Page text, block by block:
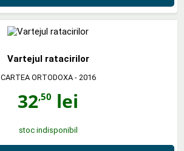
Vartejul ratacirilor
CARTEA ORTODOXA- 2016
32,50 lei
stoc indisponibil